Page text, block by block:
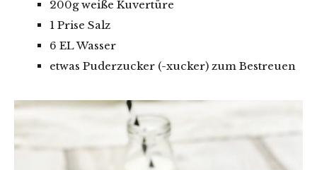
200g weiße Kuvertüre
1 Prise Salz
6 EL Wasser
etwas Puderzucker (-xucker) zum Bestreuen